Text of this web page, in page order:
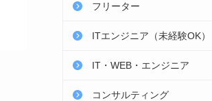
フリーター
ITエンジニア（未経験OK）
IT・WEB・エンジニア
コンサルティング